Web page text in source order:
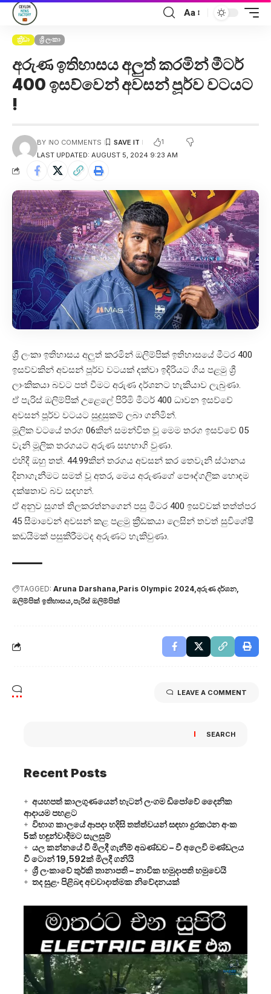
Aa
ක්‍රීඩා ශ්‍රී ලංකා
අරුණ ඉතිහාසය අලුත් කරමින් මීටර්
400 ඉසව්වෙන් අවසන් පූර්ව වටයට
!
LAST UPDATED: AUGUST 5, 2024 9:23 AM
BY NO COMMENTS 1
ශ්‍රී ලංකා ඉතිහාසය අලුත් කරමින් ඔලිම්පික් ඉතිහාසයේ මීටර 400
ඉසව්වකින් අවසන් පූර්ව වටයක් දක්වා ඉදිරියට ගිය පළමු ශ්‍රී
ලාංකිකයා බවට පත් වීමට අරුණ දර්ශනට හැකියාව ලැබුණා.
ඒ පැරිස් ඔලිම්පික් උළෙලේ පිරිමි මීටර් 400 ධාවන ඉසව්වේ
අවසන් පූර්ව වටයට සුදුසුකම් ලබා ගනිමින්.
මූලික වටයේ තරග 06කින් සමන්විත වූ මෙම තරග ඉසව්වේ 05
වැනි මූලික තරගයට අරුණ සහභාගි වුණා.
එහිදී ඔහු තත්. 44.99කින් තරගය අවසන් කර තෙවැනි ස්ථානය
දිනාගැනීමට සමත් වූ අතර, මෙය අරුණගේ පෞද්ගලික හොඳම
දක්ෂතාව බව සඳහන්.
ඒ අනුව සුගත් තිලකරත්නගෙන් පසු මීටර 400 ඉසව්වක් තත්ත්පර
45 සීමාවෙන් අවසන් කළ පළමු ක්‍රීඩකයා ලෙසින් තවත් සුවිශේෂී
කඩයිමක් පසුකිරීමටද අරුණට හැකිවුණා.
TAGGED: Aruna Darshana Paris Olympic 2024 අරුණ දර්ශන
ඔලිම්පික් ඉතිහාසය පැරිස් ඔලිම්පික්
LEAVE A COMMENT
SEARCH
Recent Posts
අයහපත් කාලගුණයෙන් හැටන් ලංගම ඩිපෝවේ දෛනික
ආදායම පහළට
විභාග කාලයේ ආපදා හදිසි තත්ත්වයන් සඳහා දුරකථන අංක
5ක් හඳුන්වාදීමට සැලසුම්
යල කන්නයේ වී මිලදී ගැනීම් අඛණ්ඩව – වී අලෙවි මණ්ඩලය
වී ටොන් 19,592ක් මිලදී ගනියි
ශ්‍රී ලංකාවේ තුර්කි තානාපති – නාවික හමුදාපති හමුවෙයි
තද සුළං පිළිබඳ අවවාදාත්මක නිවේදනයක්
Player